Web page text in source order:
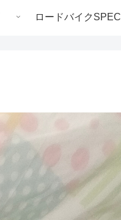
ロードバイクSPEC